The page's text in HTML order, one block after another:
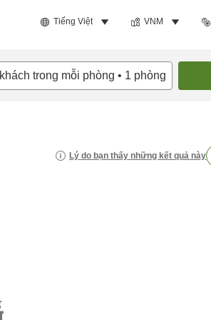
Tiếng Việt VNM
khách trong mỗi phòng • 1 phòng
Lý do bạn thấy những kết quả này